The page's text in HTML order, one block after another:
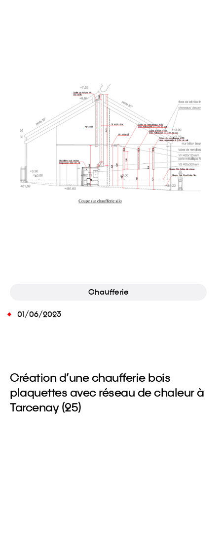
Chaufferie
01/06/2023
Création d’une chaufferie bois
plaquettes avec réseau de chaleur à
Tarcenay (25)